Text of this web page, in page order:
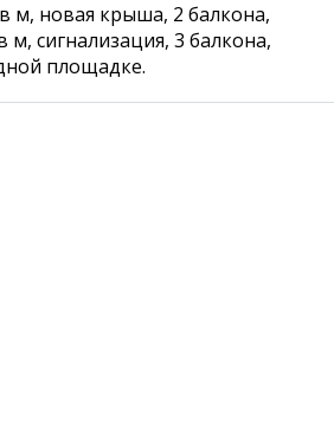
Справочник
Расписание транспорта
Автобусные остановки
м, новая крыша, 2 балкона,
сигнализация, 3 балкона,
площадке.